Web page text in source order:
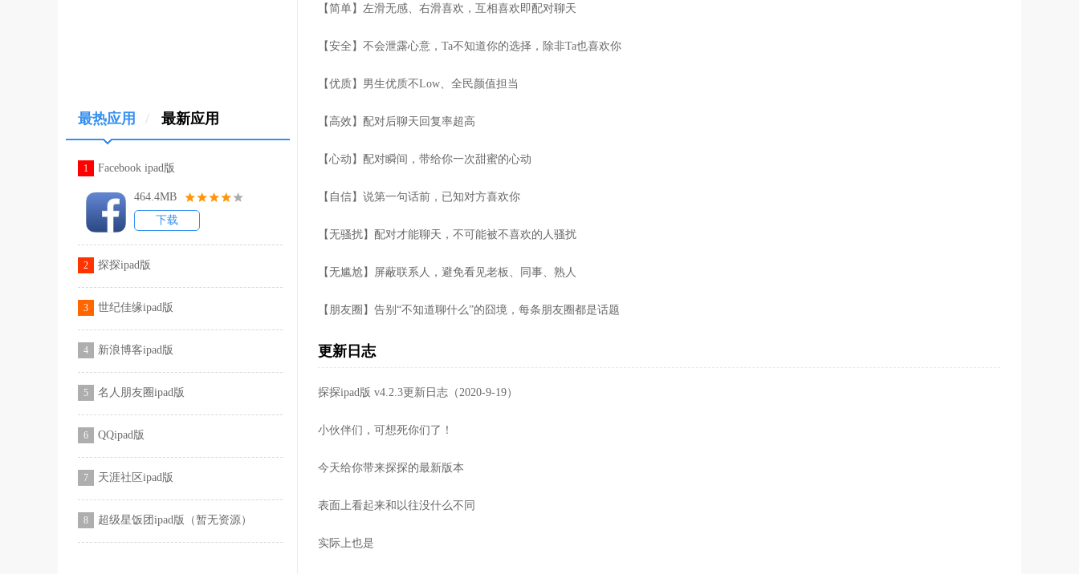
最热应用 / 最新应用
1 Facebook ipad版
464.4MB
下载
2 探探ipad版
3 世纪佳缘ipad版
4 新浪博客ipad版
5 名人朋友圈ipad版
6 QQipad版
7 天涯社区ipad版
8 超级星饭团ipad版（暂无资源）
【简单】左滑无感、右滑喜欢，互相喜欢即配对聊天
【安全】不会泄露心意，Ta不知道你的选择，除非Ta也喜欢你
【优质】男生优质不Low、全民颜值担当
【高效】配对后聊天回复率超高
【心动】配对瞬间，带给你一次甜蜜的心动
【自信】说第一句话前，已知对方喜欢你
【无骚扰】配对才能聊天，不可能被不喜欢的人骚扰
【无尴尬】屏蔽联系人，避免看见老板、同事、熟人
【朋友圈】告别“不知道聊什么”的囧境，每条朋友圈都是话题
更新日志
探探ipad版 v4.2.3更新日志（2020-9-19）
小伙伴们，可想死你们了！
今天给你带来探探的最新版本
表面上看起来和以往没什么不同
实际上也是